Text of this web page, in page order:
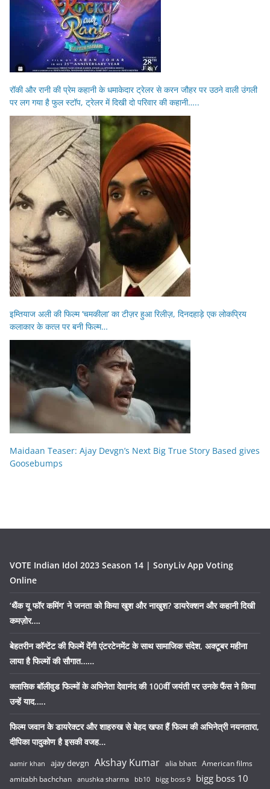
रॉकी और रानी की प्रेम कहानी के धमाकेदार ट्रेलर से करन जौहर पर उठने वाली उंगली
पर लग गया है फुल स्टॉप, ट्रेलर में दिखी दो परिवार की कहानी…..
इम्तियाज अली की फिल्म ‘चमकीला’ का टीज़र हुआ रिलीज़, दिनदहाड़े एक लोकप्रिय
कलाकार के कत्ल पर बनी फिल्म…
Maidaan Teaser: Ajay Devgn’s Next Big True Story Based gives
Goosebumps
VOTE Indian Idol 2023 Season 14 | SonyLiv App Voting
Online
‘थैंक यू फॉर कमिंग’ ने जनता को किया खुश और नाखुश? डायरेक्शन और कहानी दिखी
कमज़ोर….
बेहतरीन कॉन्टेंट की फिल्में देंगी एंटरटेनमेंट के साथ सामाजिक संदेश, अक्टूबर महीना
लाया है फिल्मों की सौगात……
क्लासिक बॉलीवुड फिल्मों के अभिनेता देवानंद की 100वीं जयंती पर उनके फैंस ने किया
उन्हें याद…..
फिल्म जवान के डायरेक्टर और शाहरुख से बेहद खफा हैं फिल्म की अभिनेत्री नयनतारा,
दीपिका पादुकोण है इसकी वजह…
aamir khan ajay devgn Akshay Kumar alia bhatt American films
amitabh bachchan anushka sharma bb10 bigg boss 9 bigg boss 10